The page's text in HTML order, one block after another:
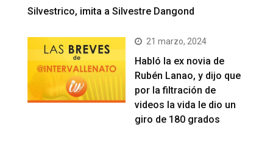
Silvestrico, imita a Silvestre Dangond
21 marzo, 2024
Habló la ex novia de
Rubén Lanao, y dijo que
por la filtración de
videos la vida le dio un
giro de 180 grados